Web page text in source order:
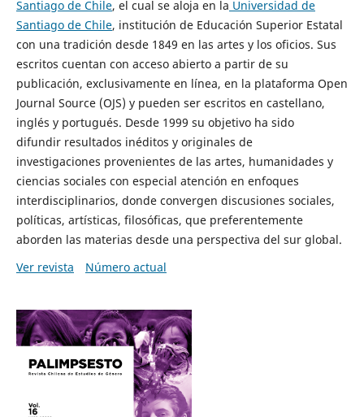
Santiago de Chile, el cual se aloja en la Universidad de
Santiago de Chile, institución de Educación Superior Estatal
con una tradición desde 1849 en las artes y los oficios. Sus
escritos cuentan con acceso abierto a partir de su
publicación, exclusivamente en línea, en la plataforma Open
Journal Source (OJS) y pueden ser escritos en castellano,
inglés y portugués. Desde 1999 su objetivo ha sido
difundir resultados inéditos y originales de
investigaciones provenientes de las artes, humanidades y
ciencias sociales con especial atención en enfoques
interdisciplinarios, donde convergen discusiones sociales,
políticas, artísticas, filosóficas, que preferentemente
aborden las materias desde una perspectiva del sur global.
Ver revista
Número actual